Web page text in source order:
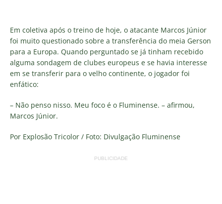
Em coletiva após o treino de hoje, o atacante Marcos Júnior
foi muito questionado sobre a transferência do meia Gerson
para a Europa. Quando perguntado se já tinham recebido
alguma sondagem de clubes europeus e se havia interesse
em se transferir para o velho continente, o jogador foi
enfático:
– Não penso nisso. Meu foco é o Fluminense. – afirmou,
Marcos Júnior.
Por Explosão Tricolor / Foto: Divulgação Fluminense
PUBLICIDADE